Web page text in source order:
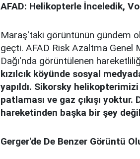
AFAD: Helikopterle İnceledik,
Maraş'taki görüntünün gündem
geçti. AFAD Risk Azaltma Genel
Dağı'nda görüntülenen
kızılcık köyünde sosyal
yapıldı. Sikorsky
patlaması ve gaz çıkışı
hareketinden başka bir şey
Gerger'de De Benzer Görüntü